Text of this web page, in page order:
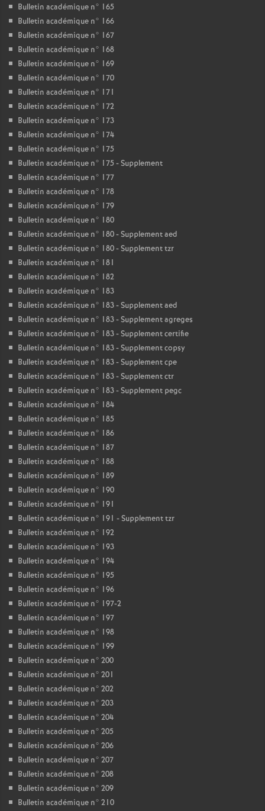
Bulletin académique n° 165
Bulletin académique n° 166
Bulletin académique n° 167
Bulletin académique n° 168
Bulletin académique n° 169
Bulletin académique n° 170
Bulletin académique n° 171
Bulletin académique n° 172
Bulletin académique n° 173
Bulletin académique n° 174
Bulletin académique n° 175
Bulletin académique n° 175 - Supplement
Bulletin académique n° 177
Bulletin académique n° 178
Bulletin académique n° 179
Bulletin académique n° 180
Bulletin académique n° 180 - Supplement aed
Bulletin académique n° 180 - Supplement tzr
Bulletin académique n° 181
Bulletin académique n° 182
Bulletin académique n° 183
Bulletin académique n° 183 - Supplement aed
Bulletin académique n° 183 - Supplement agreges
Bulletin académique n° 183 - Supplement certifie
Bulletin académique n° 183 - Supplement copsy
Bulletin académique n° 183 - Supplement cpe
Bulletin académique n° 183 - Supplement ctr
Bulletin académique n° 183 - Supplement pegc
Bulletin académique n° 184
Bulletin académique n° 185
Bulletin académique n° 186
Bulletin académique n° 187
Bulletin académique n° 188
Bulletin académique n° 189
Bulletin académique n° 190
Bulletin académique n° 191
Bulletin académique n° 191 - Supplement tzr
Bulletin académique n° 192
Bulletin académique n° 193
Bulletin académique n° 194
Bulletin académique n° 195
Bulletin académique n° 196
Bulletin académique n° 197-2
Bulletin académique n° 197
Bulletin académique n° 198
Bulletin académique n° 199
Bulletin académique n° 200
Bulletin académique n° 201
Bulletin académique n° 202
Bulletin académique n° 203
Bulletin académique n° 204
Bulletin académique n° 205
Bulletin académique n° 206
Bulletin académique n° 207
Bulletin académique n° 208
Bulletin académique n° 209
Bulletin académique n° 210